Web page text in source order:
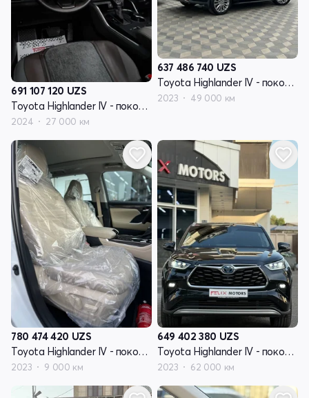
691 107 120 UZS
Toyota Highlander IV - поколение (U70)
2024 27 000 км
637 486 740 UZS
Toyota Highlander IV - поколение (U70)
2023 49 000 км
780 474 420 UZS
Toyota Highlander IV - поколение (U70)
2023 9 000 км
649 402 380 UZS
Toyota Highlander IV - поколение (U70)
2023 62 000 км